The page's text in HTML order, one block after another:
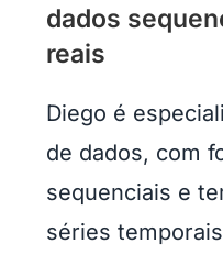
dados
reais
Diego é
de dados, com
sequenciais e
séries